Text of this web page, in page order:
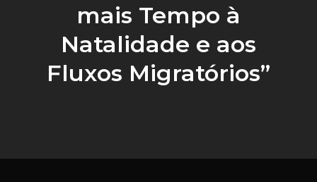
mais Tempo à
Natalidade e aos
Fluxos Migratórios”